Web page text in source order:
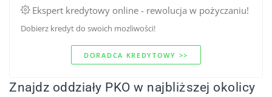
Ekspert kredytowy online - rewolucja w pożyczaniu!
Dobierz kredyt do swoich mozliwości!
DORADCA KREDYTOWY >>
Znajdz oddziały PKO w najbliższej okolicy